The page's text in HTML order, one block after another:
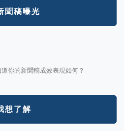
聞稿曝光
你的新聞稿成效表現如何？
想了解